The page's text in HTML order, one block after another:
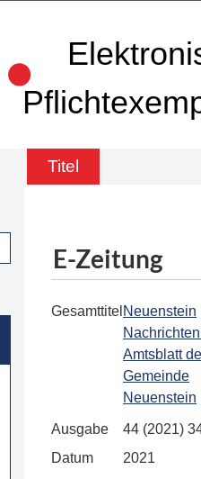
Titel
E-Zeitung
Gesamttitel Neuenstein
Amtsblatt
Gemeinde
Neuenstein
Ausgabe
44 (2021)
Datum
2021